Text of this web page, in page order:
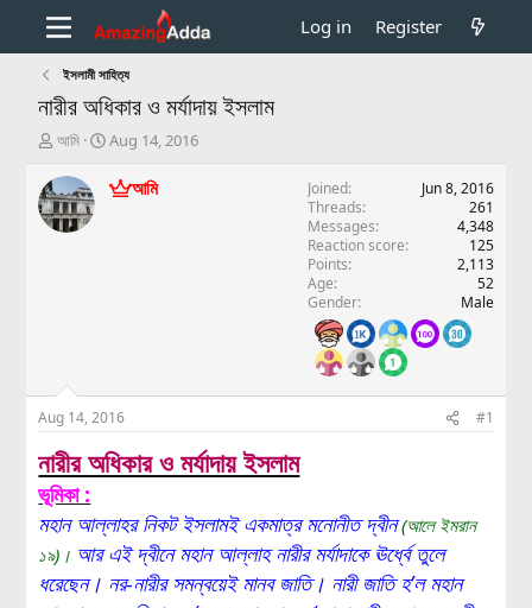
Log in Register
ইসলামী সাহিত্য
নারীর অধিকার ও মর্যাদায় ইসলাম
T
r
e
a
r
আমি
S
a
r
Aug 14, 2016
আমি Joined
Jun 8, 2016
Threads
261
Messages
4,348
Reaction score
125
Points
2,113
Age
52
Gender
Male
Aug 14, 2016 #1
নারীর অধিকার ও মর্যাদায় ইসলাম
ভূমিকা :
মহান আল্লাহর নিকট ইসলামই একমাত্র মনোনীত দ্বীন (আলে ইমরান
১৯) । আর এই দ্বীনে মহান আল্লাহ নারীর মর্যাদাকে ঊর্ধ্বে তুলে
ধরেছেন। নর-নারীর সমন্বয়েই মানব জাতি। নারী জাতি হ’ল মহান